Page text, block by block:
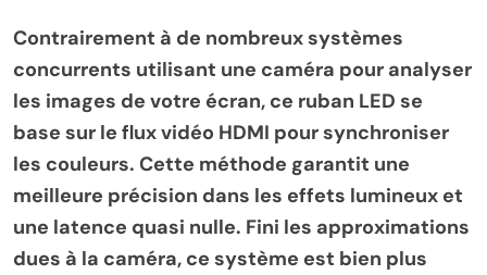
Contrairement à de nombreux systèmes
concurrents utilisant une caméra pour analyser
les images de votre écran, ce ruban LED se
base sur le flux vidéo HDMI pour synchroniser
les couleurs. Cette méthode garantit une
meilleure précision dans les effets lumineux et
une latence quasi nulle. Fini les approximations
dues à la caméra, ce système est bien plus